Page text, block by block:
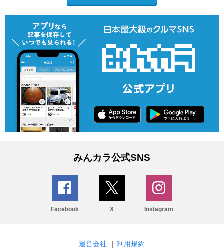
みんカラ公式SNS
Facebook X Instagram
運営会社 | 利用規約